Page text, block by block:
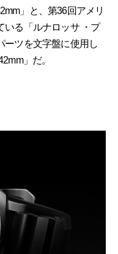
」と、第36回アメリ
いる「ルナロッサ ・プ
ーツを文字盤に使用し
」だ。